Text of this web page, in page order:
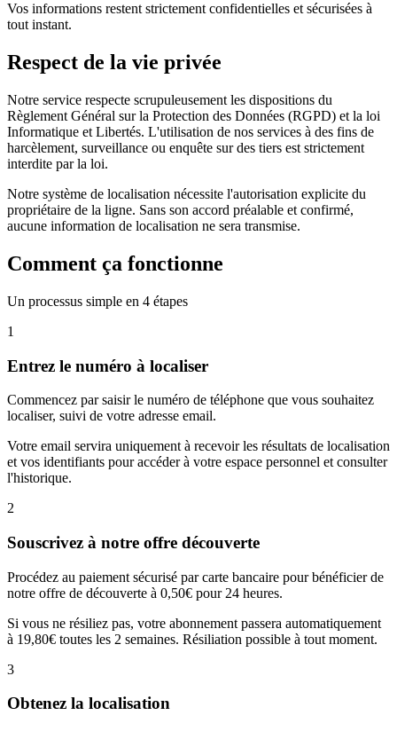
Vos informations restent strictement confidentielles et sécurisées à
tout instant.
Respect de la vie privée
Notre service respecte scrupuleusement les dispositions du
Règlement Général sur la Protection des Données (RGPD) et la loi
Informatique et Libertés. L'utilisation de nos services à des fins de
harcèlement, surveillance ou enquête sur des tiers est strictement
interdite par la loi.
Notre système de localisation nécessite l'autorisation explicite du
propriétaire de la ligne. Sans son accord préalable et confirmé,
aucune information de localisation ne sera transmise.
Comment ça fonctionne
Un processus simple en 4 étapes
1
Entrez le numéro à localiser
Commencez par saisir le numéro de téléphone que vous souhaitez
localiser, suivi de votre adresse email.
Votre email servira uniquement à recevoir les résultats de localisation
et vos identifiants pour accéder à votre espace personnel et consulter
l'historique.
2
Souscrivez à notre offre découverte
Procédez au paiement sécurisé par carte bancaire pour bénéficier de
notre offre de découverte à 0,50€ pour 24 heures.
Si vous ne résiliez pas, votre abonnement passera automatiquement
à 19,80€ toutes les 2 semaines. Résiliation possible à tout moment.
3
Obtenez la localisation